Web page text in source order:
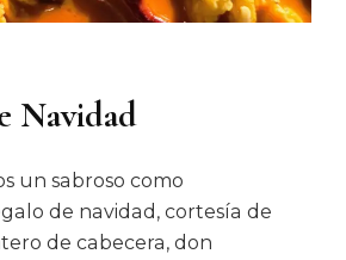
Navidad
un sabroso como
de navidad, cortesía de
de cabecera, don